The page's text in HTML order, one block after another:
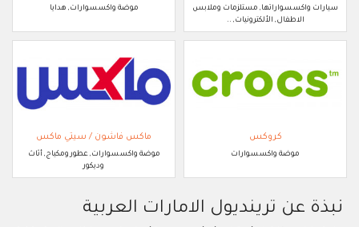
سيارات واكسسواراتها, مستلزمات وملابس
الاطفال, الألكترونيات, ..
موضة واكسسوارات, هدايا
كروكس
موضة واكسسوارات
ماكس فاشون / سيتي ماكس
موضة واكسسوارات, عطور ومكياج, أثاث
وديكور
نبذة عن ترينديول الامارات العربية